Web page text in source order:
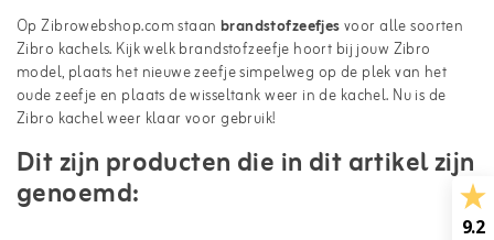
Op Zibrowebshop.com staan brandstofzeefjesvoor alle soorten
Zibro kachels. Kijk welk brandstofzeefje hoort bij jouw Zibro
model, plaats het nieuwe zeefje simpelweg op de plek van het
oude zeefje en plaats de wisseltank weer in de kachel. Nu is de
Zibro kachel weer klaar voor gebruik!
Dit zijn producten die in dit artikel zijn
genoemd:
9.2